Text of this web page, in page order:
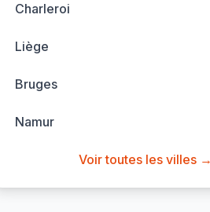
Charleroi
Liège
Bruges
Namur
Voir toutes les villes →